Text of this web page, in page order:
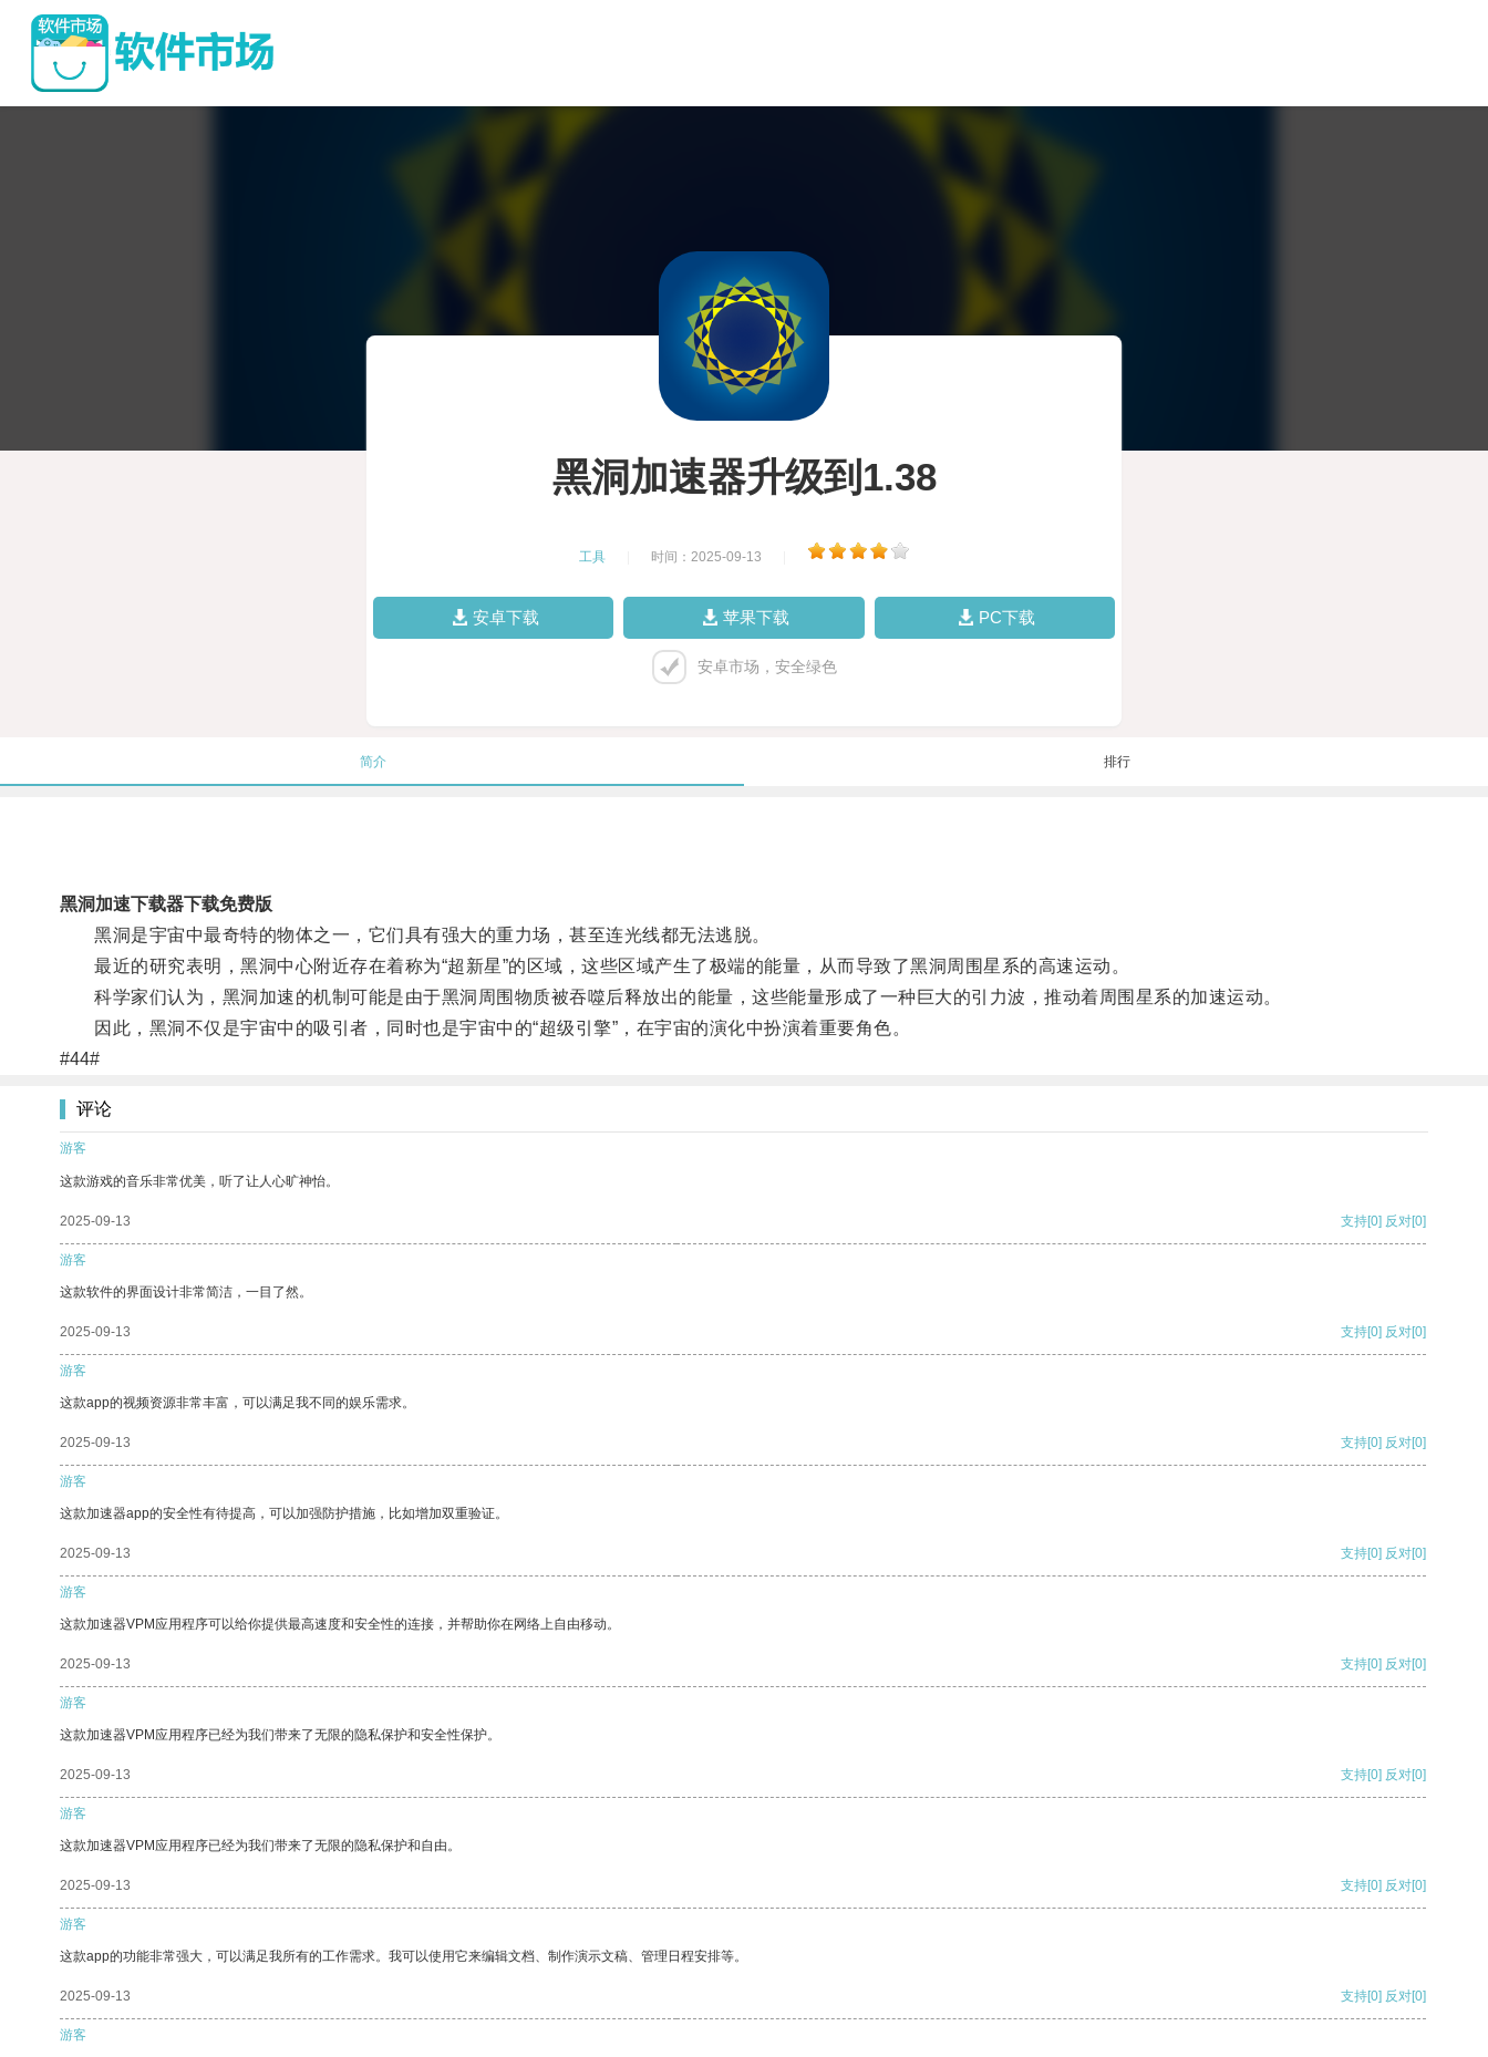
黑洞加速器升级到1.38
工具 时间：2025-09-13
安卓下载 苹果下载 PC下载
安卓市场，安全绿色
简介 排行
黑洞加速下载器下载免费版
黑洞是宇宙中最奇特的物体之一，它们具有强大的重力场，甚至连光线都无法逃脱。
最近的研究表明，黑洞中心附近存在着称为“超新星”的区域，这些区域产生了极端的能量，从而导致了黑洞周围星系的高速运动。
科学家们认为，黑洞加速的机制可能是由于黑洞周围物质被吞噬后释放出的能量，这些能量形成了一种巨大的引力波，推动着周围星系的加速运动。
因此，黑洞不仅是宇宙中的吸引者，同时也是宇宙中的“超级引擎”，在宇宙的演化中扮演着重要角色。
#44#
评论
游客
这款游戏的音乐非常优美，听了让人心旷神怡。
2025-09-13 支持[0] 反对[0]
游客
这款软件的界面设计非常简洁，一目了然。
2025-09-13 支持[0] 反对[0]
游客
这款app的视频资源非常丰富，可以满足我不同的娱乐需求。
2025-09-13 支持[0] 反对[0]
游客
这款加速器app的安全性有待提高，可以加强防护措施，比如增加双重验证。
2025-09-13 支持[0] 反对[0]
游客
这款加速器VPM应用程序可以给你提供最高速度和安全性的连接，并帮助你在网络上自由移动。
2025-09-13 支持[0] 反对[0]
游客
这款加速器VPM应用程序已经为我们带来了无限的隐私保护和安全性保护。
2025-09-13 支持[0] 反对[0]
游客
这款加速器VPM应用程序已经为我们带来了无限的隐私保护和自由。
2025-09-13 支持[0] 反对[0]
游客
这款app的功能非常强大，可以满足我所有的工作需求。我可以使用它来编辑文档、制作演示文稿、管理日程安排等。
2025-09-13 支持[0] 反对[0]
游客